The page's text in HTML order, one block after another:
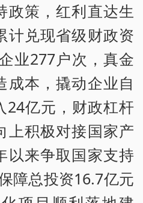
政策，红利直达生
计兑现省级财政资
业277户次，真金
成本，撬动企业自
24亿元，财政杠杆
上积极对接国家产
以来争取国家支持
障总投资16.7亿元